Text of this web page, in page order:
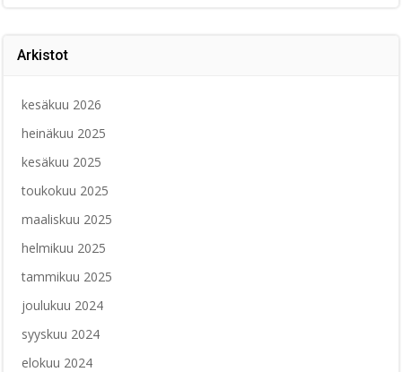
Arkistot
kesäkuu 2026
heinäkuu 2025
kesäkuu 2025
toukokuu 2025
maaliskuu 2025
helmikuu 2025
tammikuu 2025
joulukuu 2024
syyskuu 2024
elokuu 2024